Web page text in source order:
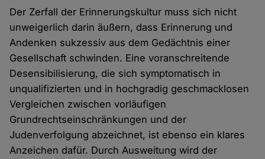
Der Zerfall der Erinnerungskultur muss sich nicht
unweigerlich darin äußern, dass Erinnerung und
Andenken sukzessiv aus dem Gedächtnis einer
Gesellschaft schwinden. Eine voranschreitende
Desensibilisierung, die sich symptomatisch in
unqualifizierten und in hochgradig geschmacklosen
Vergleichen zwischen vorläufigen
Grundrechtseinschränkungen und der
Judenverfolgung abzeichnet, ist ebenso ein klares
Anzeichen dafür. Durch Ausweitung wird der